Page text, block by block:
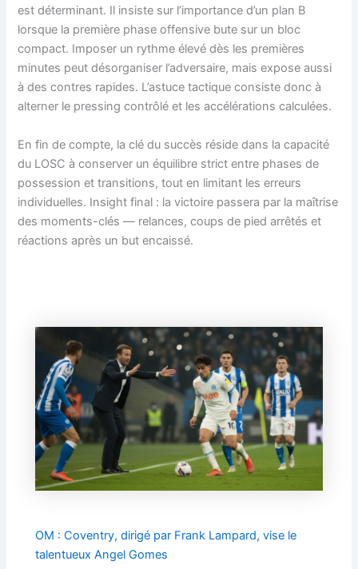
est déterminant. Il insiste sur l’importance d’un plan B
lorsque la première phase offensive bute sur un bloc
compact. Imposer un rythme élevé dès les premières
minutes peut désorganiser l’adversaire, mais expose aussi
à des contres rapides. L’astuce tactique consiste donc à
alterner le pressing contrôlé et les accélérations calculées.
En fin de compte, la clé du succès réside dans la capacité
du LOSC à conserver un équilibre strict entre phases de
possession et transitions, tout en limitant les erreurs
individuelles. Insight final : la victoire passera par la maîtrise
des moments-clés — relances, coups de pied arrêtés et
réactions après un but encaissé.
OM : Coventry, dirigé par Frank Lampard, vise le
talentueux Angel Gomes